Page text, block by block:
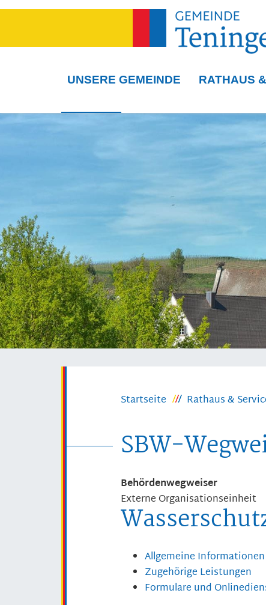
UNSERE GEMEINDE RATHAUS
Startseite Rathaus &
SBW-
Behördenwegweiser
Externe Organisationseinheit
Allgemeine Informationen
Zugehörige Leistungen
Formulare und